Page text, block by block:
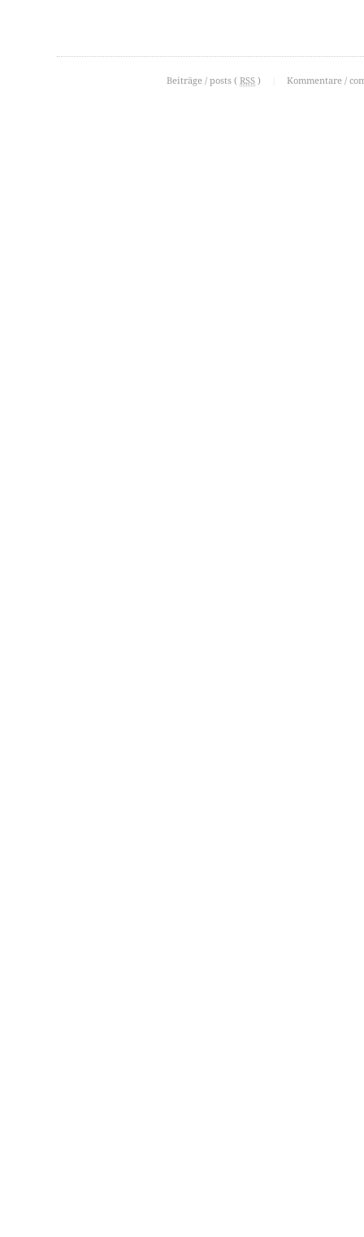
Beiträge / posts ( RSS ) Kommentare /